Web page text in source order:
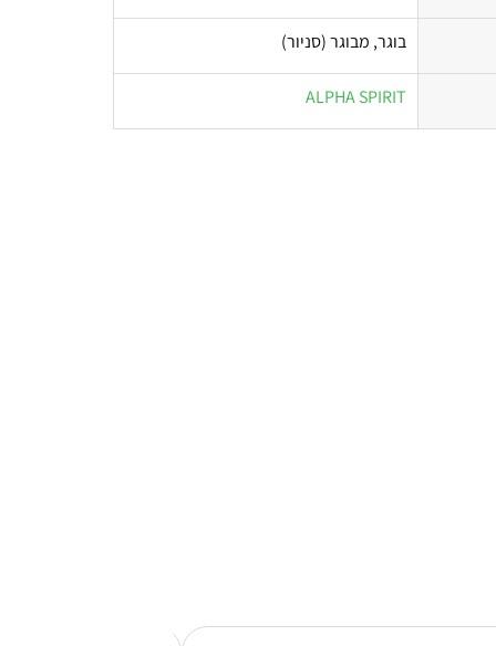
בוגר, מבוגר (סניור)
ALPHA SPIRIT